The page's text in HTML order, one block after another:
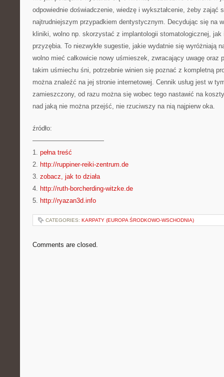
odpowiednie doświadczenie, wiedzę i wykształcenie, żeby zająć
najtrudniejszym przypadkiem dentystycznym. Decydując się na
kliniki, wolno np. skorzystać z implantologii stomatologicznej, jak
przyzębia. To niezwykłe sugestie, jakie wydatnie się wyróżniają
wolno mieć całkowicie nowy uśmieszek, zwracający uwagę oraz
takim uśmiechu śni, potrzebnie winien się poznać z kompletną
można znaleźć na jej stronie internetowej. Cennik usług jest w
zamieszczony, od razu można się wobec tego nastawić na
nad jaką nie można przejść, nie rzuciwszy na nią najpierw oka.
źródło:
———————————
1. pełna treść
2. http://ruppiner-reiki-zentrum.de
3. zobacz, jak to działa
4. http://ruth-borcherding-witzke.de
5. http://ryazan3d.info
CATEGORIES: KARPATY (EUROPA ŚRODKOWO-WSCHODNIA)
Comments are closed.